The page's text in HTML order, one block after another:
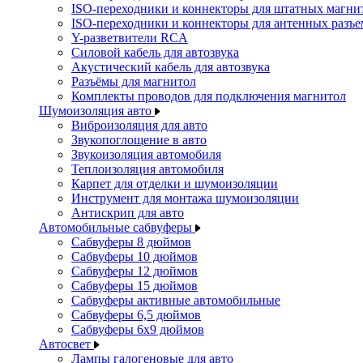
ISO-переходники и коннекторы для штатных
ISO-переходники и коннекторы для антенных
Y-разветвители RCA
Силовой кабель для автозвука
Акустический кабель для автозвука
Разъёмы для магнитол
Комплекты проводов для подключения магнитол
Шумоизоляция авто
Виброизоляция для авто
Звукопоглощение в авто
Звукоизоляция автомобиля
Теплоизоляция автомобиля
Карпет для отделки и шумоизоляции
Инструмент для монтажа шумоизоляции
Антискрип для авто
Автомобильные сабвуферы
Сабвуферы 8 дюймов
Сабвуферы 10 дюймов
Сабвуферы 12 дюймов
Сабвуферы 15 дюймов
Сабвуферы активные автомобильные
Сабвуферы 6,5 дюймов
Сабвуферы 6x9 дюймов
Автосвет
Лампы галогеновые для авто